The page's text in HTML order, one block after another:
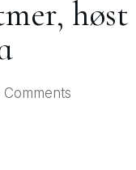
høst
Comments